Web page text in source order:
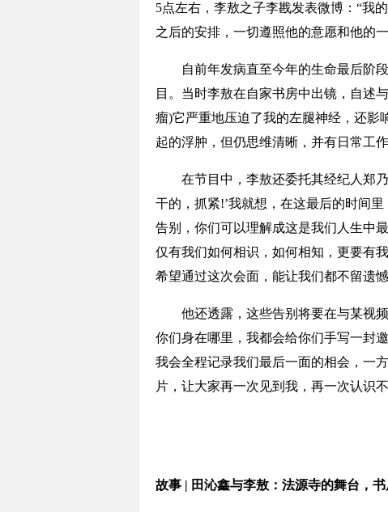
5点左右，李敖之子李戡发表微博：“我
之后的安排，一切遵照他的意愿和他的
自前年发病直至今年的生命最后阶段
目。当时李敖在自家书房中出镜，自述
瘤)它严重地压迫了我的左腿神经，还影
起的浮肿，但仍思维清晰，并有日常工
在节目中，李敖还委托其经纪人郑乃
干的，抓紧!’我就想，在这最后的时间
告别，你们可以理解成这是我们人生中
仅有我们如何相识，如何相知，更要有
希望通过这次会面，能让我们都不留遗
他还透露，这些告别将要在与某视频
你们身在哪里，我都会给你们手写一封
我会全程记录我们最后一面的相会，一
片，让大家再一次见到我，再一次认识
故事 | 田沁鑫与李敖：法源寺的舞台，